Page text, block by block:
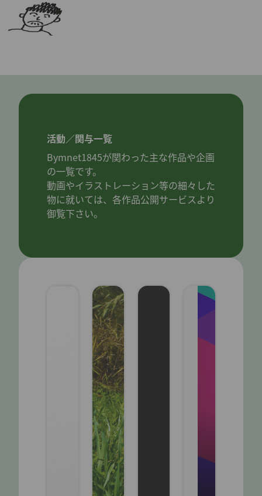
活動／関与一覧
Bymnet1845が関わった主な作品や企画
の一覧です。
動画やイラストレーション等の細々した
物に就いては、各作品公開サービスより
御覧下さい。